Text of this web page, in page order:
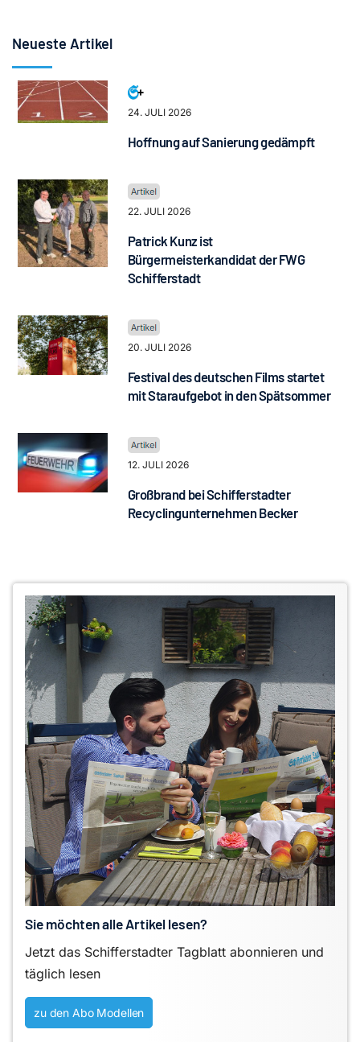
Neueste Artikel
24. JULI 2026
Hoffnung auf Sanierung gedämpft
22. JULI 2026
Patrick Kunz ist
Bürgermeisterkandidat der FWG
Schifferstadt
20. JULI 2026
Festival des deutschen Films startet
mit Staraufgebot in den Spätsommer
12. JULI 2026
Großbrand bei Schifferstadter
Recyclingunternehmen Becker
Sie möchten alle Artikel lesen?
Jetzt das Schifferstadter Tagblatt abonnieren und
täglich lesen
zu den Abo Modellen